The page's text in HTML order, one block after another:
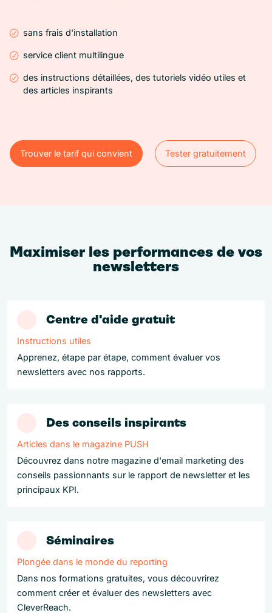
sans frais d'installation
service client multilingue
des instructions détaillées, des tutoriels vidéo utiles et
des articles inspirants
Trouver le tarif qui convient
Trouver le tarif qui convient
Tester gratuitement
Tester gratuitement
Maximiser les performances de vos
newsletters
Centre d'aide gratuit
Instructions utiles
Apprenez, étape par étape, comment évaluer vos
newsletters avec nos rapports.
Des conseils inspirants
Articles dans le magazine PUSH
Découvrez dans notre magazine d'email marketing des
conseils passionnants sur le rapport de newsletter et les
principaux KPI.
Séminaires
Plongée dans le monde du reporting
Dans nos formations gratuites, vous découvrirez
comment créer et évaluer des newsletters avec
CleverReach.